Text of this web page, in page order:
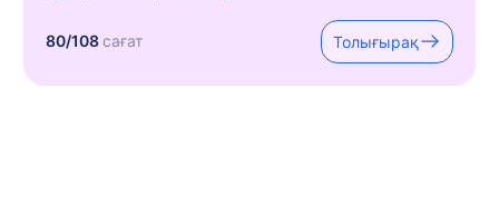
80/108сағат Толығырақ